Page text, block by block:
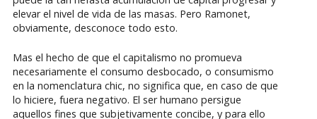
elevar el nivel de vida de las masas. Pero Ramonet,
obviamente, desconoce todo esto.
Mas el hecho de que el capitalismo no promueva
necesariamente el consumo desbocado, o consumismo
en la nomenclatura chic, no significa que, en caso de que
lo hiciere, fuera negativo. El ser humano persigue
aquellos fines que subjetivamente concibe, y para ello